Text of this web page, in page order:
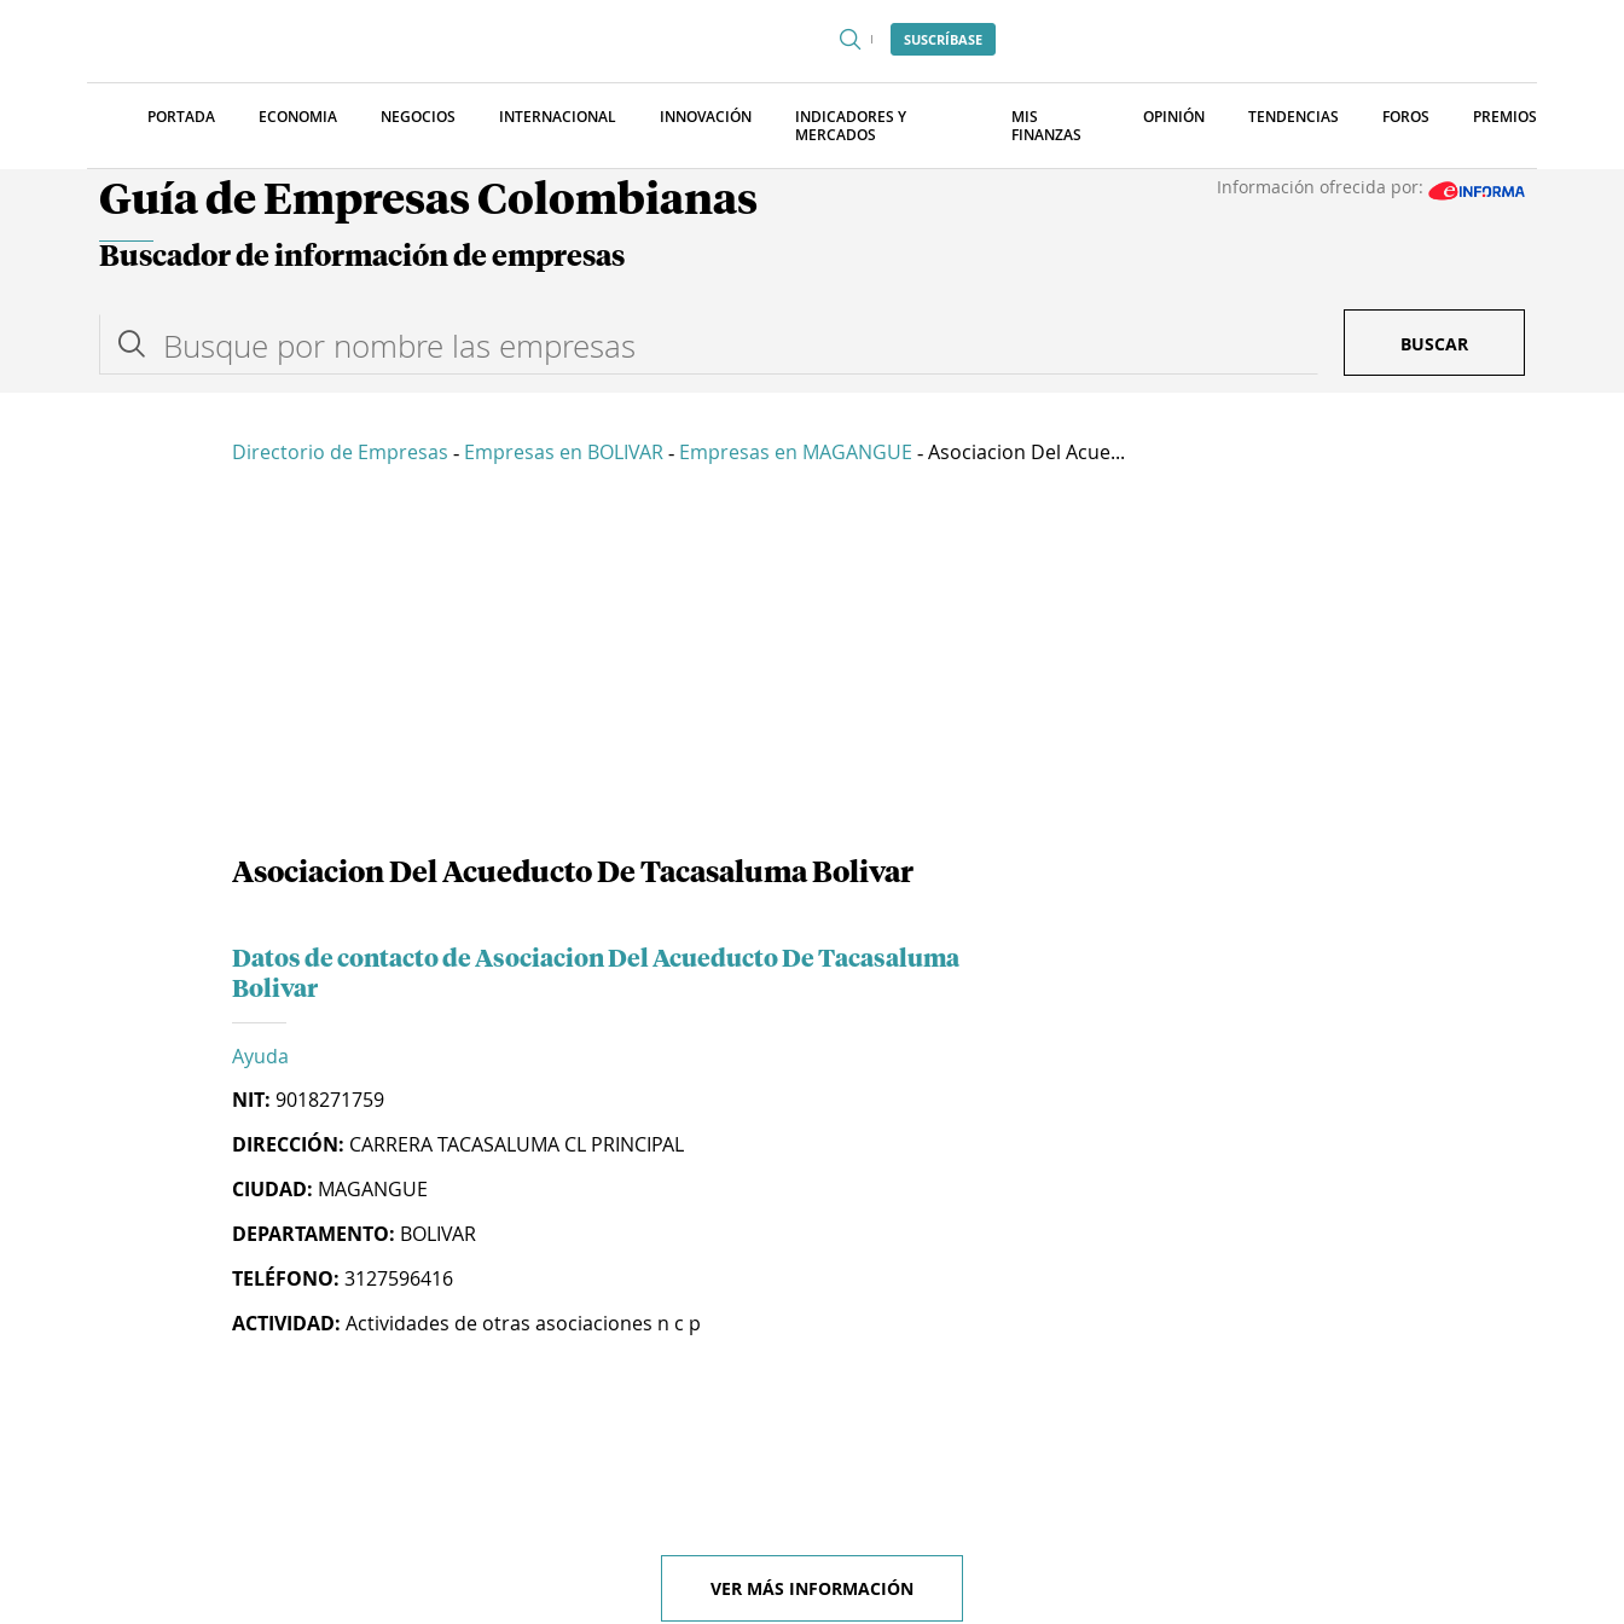
SUSCRÍBASE
PORTADA ECONOMIA NEGOCIOS INTERNACIONAL INNOVACIÓN
INDICADORES Y
MERCADOS
MIS
FINANZAS
OPINIÓN TENDENCIAS FOROS PREMIOS
Guía de Empresas Colombianas Información ofrecida por:
Buscador de información de empresas
BUSCAR
Directorio de Empresas - Empresas en BOLIVAR - Empresas en MAGANGUE - Asociacion Del Acue...
Asociacion Del Acueducto De Tacasaluma Bolivar
Datos de contacto de Asociacion Del Acueducto De Tacasaluma
Bolivar
Ayuda
NIT: 9018271759
DIRECCIÓN: CARRERA TACASALUMA CL PRINCIPAL
CIUDAD: MAGANGUE
DEPARTAMENTO: BOLIVAR
TELÉFONO: 3127596416
ACTIVIDAD: Actividades de otras asociaciones n c p
VER MÁS INFORMACIÓN